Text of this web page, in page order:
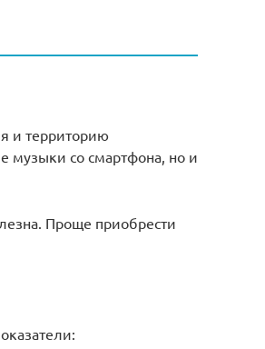
и территорию
музыки со смартфона, но и
Проще приобрести